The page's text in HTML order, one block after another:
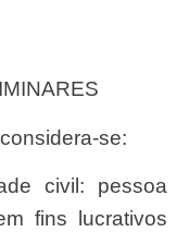
se:
fins lucrativos